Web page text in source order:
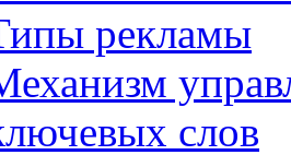
рекламы
слов